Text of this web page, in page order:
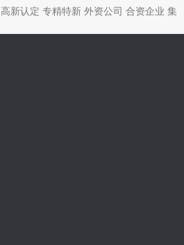
高新认定 专精特新 外资公司 合资企业 集